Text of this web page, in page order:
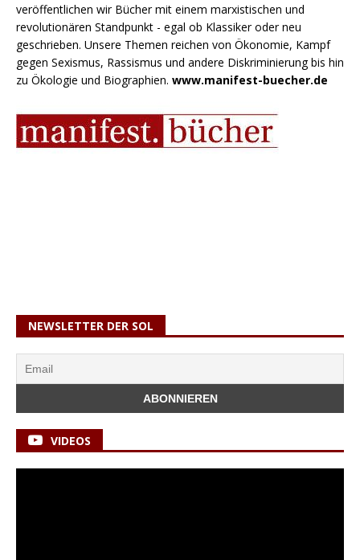
veröffentlichen wir Bücher mit einem marxistischen und
revolutionären Standpunkt - egal ob Klassiker oder neu
geschrieben. Unsere Themen reichen von Ökonomie, Kampf
gegen Sexismus, Rassismus und andere Diskriminierung bis hin
zu Ökologie und Biographien. www.manifest-buecher.de
NEWSLETTER DER SOL
VIDEOS